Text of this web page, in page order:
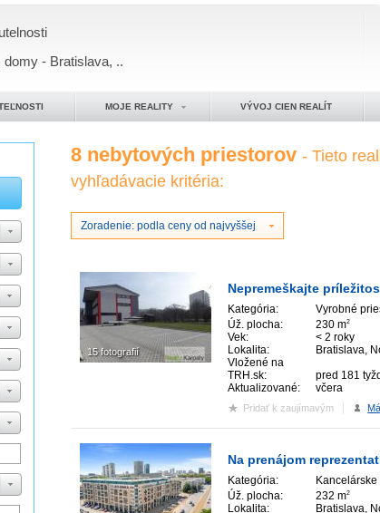
domy - Bratislava, ..
MOJE REALITY VÝVOJ CIEN REALÍT
8 nebytových priestorov- Tieto
vyhľadávacie kritéria:
Zoradenie: podla ceny od najvyššej
15 fotografií
Kategória:
Vyrobné
Úž. plocha:
230 m2
Vek:
< 2 roky
Lokalita:
Bratislava,
Vložené na
TRH.sk:
pred 181
Aktualizované:
včera
Pridať k zaujímavým
Kategória:
Úž. plocha:
232 m2
Lokalita:
Bratislava,